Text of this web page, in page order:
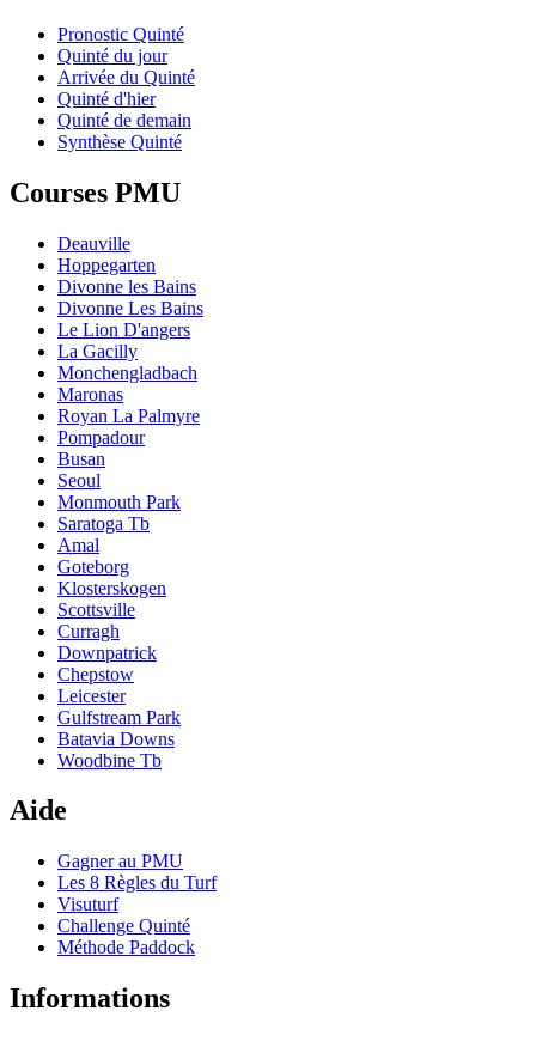
Pronostic Quinté
Quinté du jour
Arrivée du Quinté
Quinté d'hier
Quinté de demain
Synthèse Quinté
Courses PMU
Deauville
Hoppegarten
Divonne les Bains
Divonne Les Bains
Le Lion D'angers
La Gacilly
Monchengladbach
Maronas
Royan La Palmyre
Pompadour
Busan
Seoul
Monmouth Park
Saratoga Tb
Amal
Goteborg
Klosterskogen
Scottsville
Curragh
Downpatrick
Chepstow
Leicester
Gulfstream Park
Batavia Downs
Woodbine Tb
Aide
Gagner au PMU
Les 8 Règles du Turf
Visuturf
Challenge Quinté
Méthode Paddock
Informations